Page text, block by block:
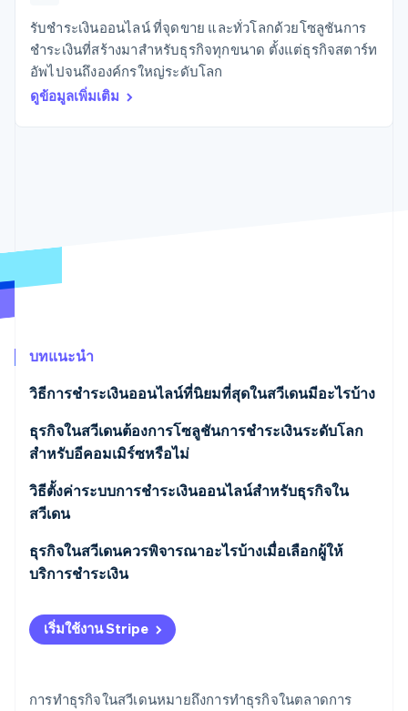
เพิ่มเติม
Product roadmap
ดูสิ่งที่กำลังจะมาถึง
Radar
ดูว่า Stripe กำลังสร้างโครงสร้างพื้นฐานระบบเศรษฐกิจสำหรับ
รับชมเลย
องค์กรไม่แสวงผลกำไร
บริการเฉพาะทาง
ภาครัฐ
ธุรกิจค้าปลีก
สถานะ API
รับชำระเงินออนไลน์ ที่จุดขาย และทั่วโลกด้วยโซลูชันการ
ชำระเงินที่สร้างมาสำหรับธุรกิจทุกขนาด ตั้งแต่ธุรกิจสตาร์ท
อัพไปจนถึงองค์กรใหญ่ระดับโลก
ดูข้อมูลเพิ่มเติม
บทแนะนำ
วิธีการชำระเงินออนไลน์ที่นิยมที่สุดในสวีเดนมีอะไรบ้าง
บัตรเครดิตและบัตรเดบิต
ซื้อก่อน จ่ายทีหลัง (BNPL)
การโอนเงินผ่านธนาคารโดยตรง
กระเป๋าเงินดิจิทัล
ธุรกิจในสวีเดนต้องการโซลูชันการชำระเงินระดับโลก
สำหรับอีคอมเมิร์ซหรือไม่
วิธีตั้งค่าระบบการชำระเงินออนไลน์สำหรับธุรกิจใน
สวีเดน
เลือกผู้ให้บริการที่เหมาะกับธุรกิจ
เปิดใช้วิธีการชำระเงินที่เหมาะสม
ธุรกิจในสวีเดนควรพิจารณาอะไรบ้างเมื่อเลือกผู้ให้
บริการชำระเงิน
วิธีการชำระเงินที่มี
ความสามารถหลายสกุลเงินและข้ามพรมแดน
เริ่มใช้งาน Stripe
การทำธุรกิจในสวีเดนหมายถึงการทำธุรกิจในตลาดการ